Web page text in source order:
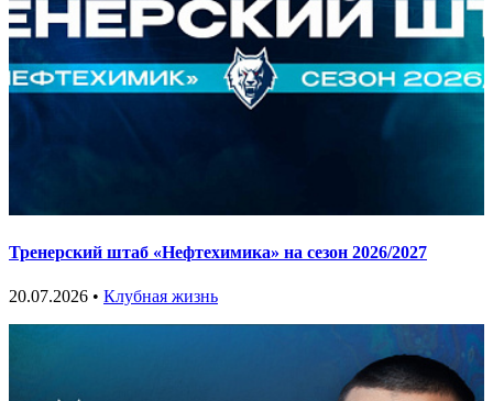
Тренерский штаб «Нефтехимика» на сезон 2026/2027
20.07.2026 • Клубная жизнь